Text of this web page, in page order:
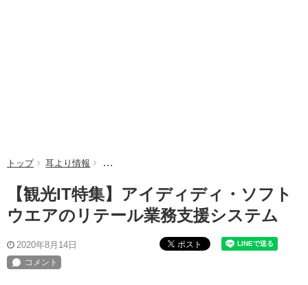
トップ 耳より情報 【観光IT特集】アイディディ・ソフトウエアのリ
【観光IT特集】アイディディ・ソフト
ウエアのリテール業務支援システム
2020年8月14日 ポスト